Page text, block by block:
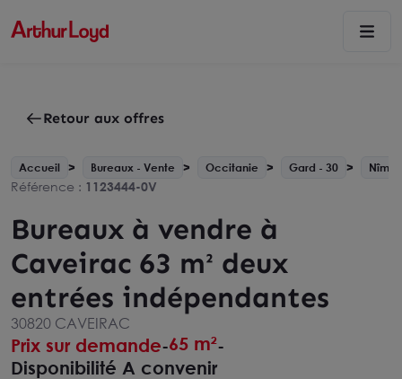
Retour aux offres
Accueil Bureaux - Vente Occitanie Gard - 30 Nîmes
Référence : 1123444-0V
Bureaux à vendre à
Caveirac 63 m² deux
entrées indépendantes
30820 CAVEIRAC
Prix sur demande-65 m²-
Disponibilité A convenir